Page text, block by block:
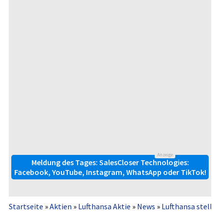
Anzeige
Meldung des Tages: SalesCloser Technologies:
Facebook, YouTube, Instagram, WhatsApp oder TikTok!
Startseite »Aktien » Lufthansa Aktie » News » Lufthansa stellt